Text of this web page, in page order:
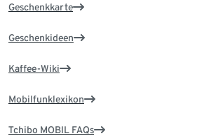
Geschenkkarte
Geschenkideen
Kaffee-Wiki
Mobilfunklexikon
Tchibo MOBIL FAQs